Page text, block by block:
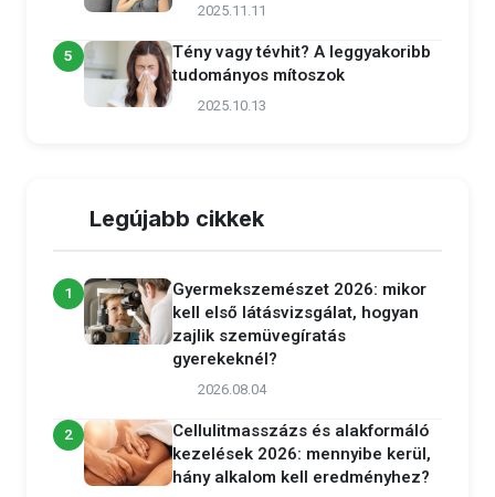
2025.11.11
5
Tény vagy tévhit? A leggyakoribb
tudományos mítoszok
2025.10.13
Legújabb cikkek
1
Gyermekszemészet 2026: mikor
kell első látásvizsgálat, hogyan
zajlik szemüvegíratás
gyerekeknél?
2026.08.04
2
Cellulitmasszázs és alakformáló
kezelések 2026: mennyibe kerül,
hány alkalom kell eredményhez?